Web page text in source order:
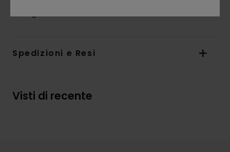
Spedizioni e Resi
Visti di recente